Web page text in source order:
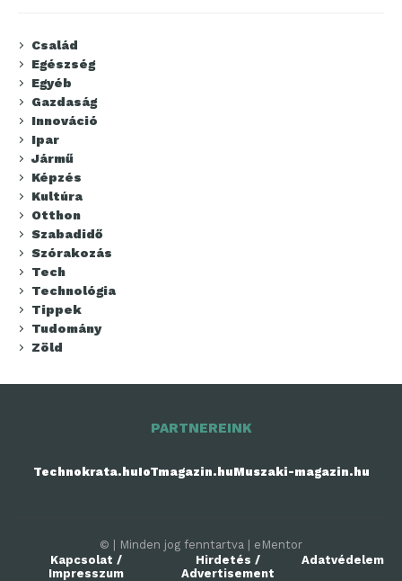
Család
Egészség
Egyéb
Gazdaság
Innováció
Ipar
Jármű
Képzés
Kultúra
Otthon
Szabadidő
Szórakozás
Tech
Technológia
Tippek
Tudomány
Zöld
PARTNEREINK
Technokrata.huIoTmagazin.huMuszaki-magazin.hu
© | Minden jog fenntartva | eMentor
Kapcsolat /
Impresszum
Hirdetés /
Advertisement
Adatvédelem